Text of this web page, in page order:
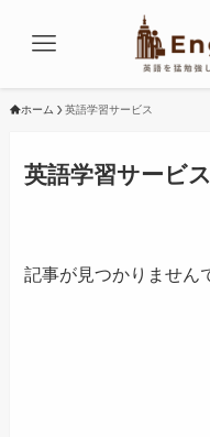
ホーム 英語学習サービス
英語学習サービス
記事が見つかりません